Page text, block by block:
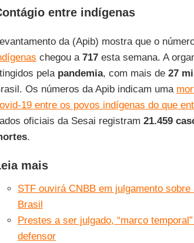
entre indígenas
da (Apib) mostra que o
chegou a 717esta semana. A
pela pandemia, com mais de27
Os números da Apib indicam uma
19 entre os povos indígenas do que
oficiais da Sesai registram 21.459
.
mais
STF ouvirá CNBB em julgamento
Brasil
Prestes a ser julgado, “marco
defensor